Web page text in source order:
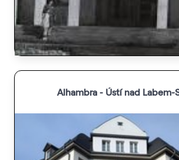
Alhambra - Ústí nad Labem-